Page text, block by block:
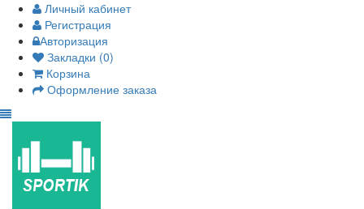
Личный кабинет
Регистрация
Авторизация
Закладки (0)
Корзина
Оформление заказа